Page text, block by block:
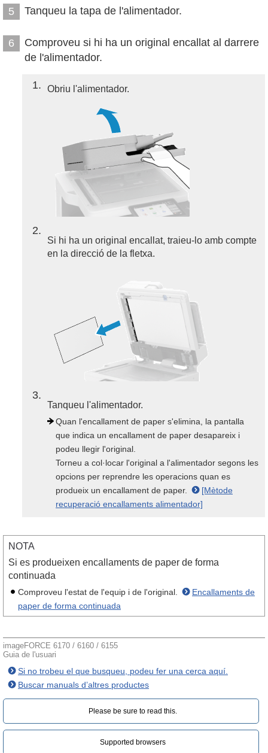
5 Tanqueu la tapa de l'alimentador.
6
Comproveu si hi ha un original encallat al darrere
de l'alimentador.
1 Obriu l'alimentador.
2
Si hi ha un original encallat, traieu-lo amb compte
en la direcció de la fletxa.
3
Tanqueu l'alimentador.
Quan l'encallament de paper s'elimina, la pantalla
que indica un encallament de paper desapareix i
podeu llegir l'original.
Torneu a col·locar l'original a l'alimentador segons les
opcions per reprendre les operacions quan es
produeix un encallament de paper.
[Mètode
recuperació encallaments alimentador]
NOTA
Si es produeixen encallaments de paper de forma
continuada
Comproveu l'estat de l'equip i de l'original.
Encallaments de
paper de forma continuada
imageFORCE 6170 / 6160 / 6155
Guia de l'usuari
Si no trobeu el que busqueu, podeu fer una cerca aquí.
Buscar manuals d’altres productes
Please be sure to read this.‎
Supported browsers